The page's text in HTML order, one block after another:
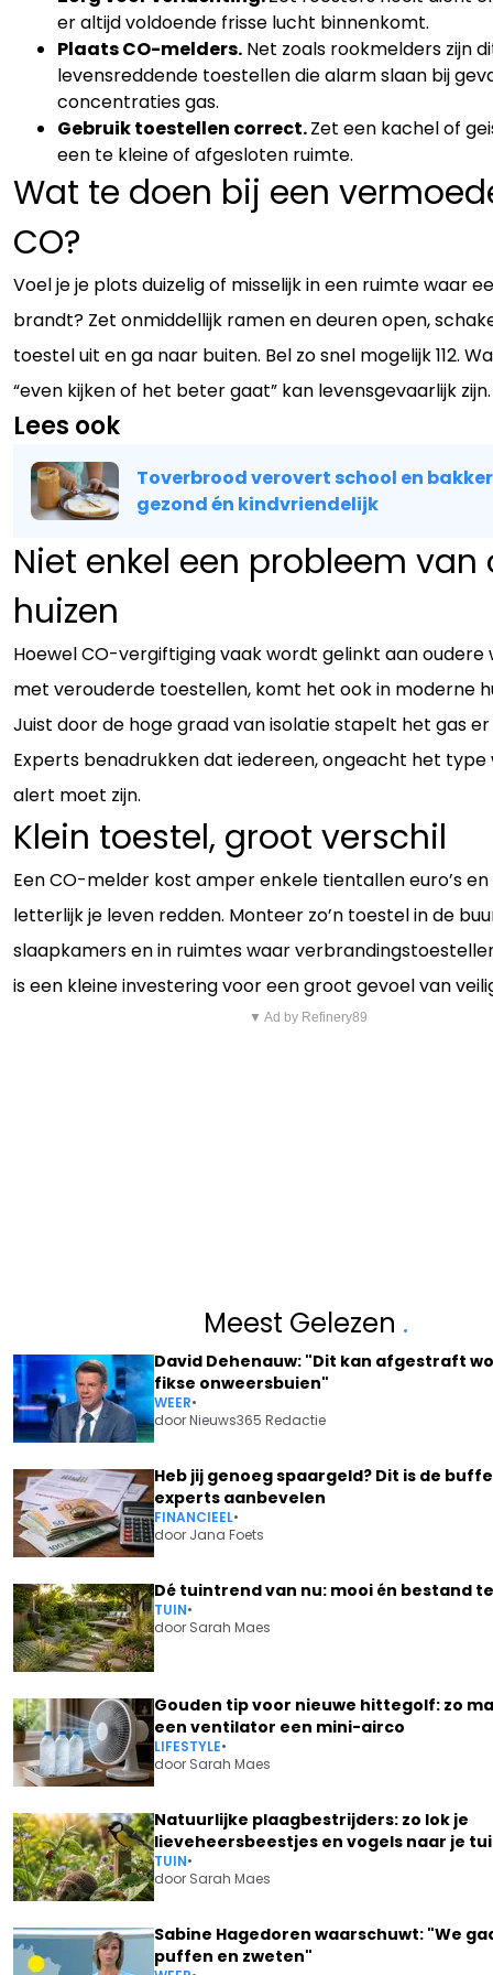
er altijd voldoende frisse lucht binnenkomt.
Plaats CO-melders. Net zoals rookmelders zijn
levensreddende toestellen die alarm slaan bij
concentraties gas.
Gebruik toestellen correct.Zet een kachel of
een te kleine of afgesloten ruimte.
Wat te doen bij een
CO?
Voel je je plots duizelig of misselijk in een ruimte waar
brandt? Zet onmiddellijk ramen en deuren open,
toestel uit en ga naar buiten. Bel zo snel mogelijk 112.
“even kijken of het beter gaat” kan levensgevaarlijk zijn.
Lees ook
Toverbrood verovert school en
gezond én kindvriendelijk
Niet enkel een probleem van
huizen
Hoewel CO-vergiftiging vaak wordt gelinkt aan oudere
met verouderde toestellen, komt het ook in moderne
Juist door de hoge graad van isolatie stapelt het gas
Experts benadrukken dat iedereen, ongeacht het type
alert moet zijn.
Klein toestel, groot verschil
Een CO-melder kost amper enkele tientallen euro’s
letterlijk je leven redden. Monteer zo’n toestel in de
slaapkamers en in ruimtes waar
is een kleine investering voor een groot gevoel van
▼ Ad by Refinery89
Meest Gelezen .
David Dehenauw: "Dit kan afgestraft
fikse onweersbuien"
WEER•
doorNieuws365 Redactie
Heb jij genoeg spaargeld? Dit is de
experts aanbevelen
FINANCIEEL•
door Jana Foets
Dé tuintrend van nu: mooi én bestand
TUIN•
door Sarah Maes
Gouden tip voor nieuwe hittegolf: zo
een ventilator een mini-airco
LIFESTYLE•
door Sarah Maes
Natuurlijke plaagbestrijders: zo lok je
lieveheersbeestjes en vogels naar je
TUIN•
door Sarah Maes
Sabine Hagedoren waarschuwt: "We
puffen en zweten"